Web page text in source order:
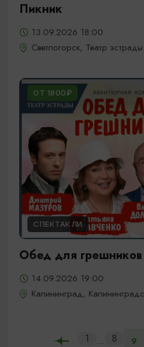
Пикник
13.09.2026 18:00
Светлогорск, Театр
ОТ 1800₽
СПЕКТАКЛИ
Обед для грешников
14.09.2026 19:00
Калининград,
1 ... 8 9